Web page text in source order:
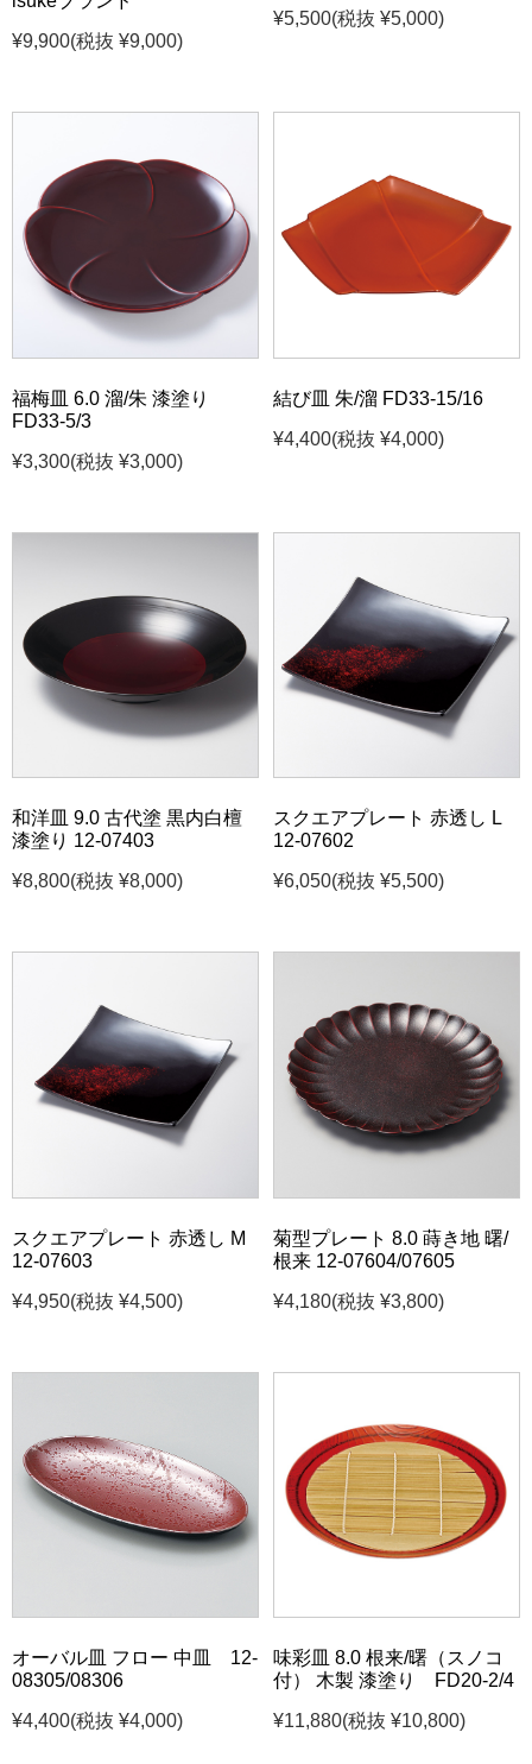
¥9,900(税抜 ¥9,000)
¥5,500(税抜 ¥5,000)
福梅皿 6.0 溜/朱 漆塗り
FD33-5/3
¥3,300(税抜 ¥3,000)
結び皿 朱/溜 FD33-15/16
¥4,400(税抜 ¥4,000)
和洋皿 9.0 古代塗 黒内白檀
漆塗り 12-07403
¥8,800(税抜 ¥8,000)
スクエアプレート 赤透し L
12-07602
¥6,050(税抜 ¥5,500)
スクエアプレート 赤透し M
12-07603
¥4,950(税抜 ¥4,500)
菊型プレート 8.0 蒔き地 曙/
根来 12-07604/07605
¥4,180(税抜 ¥3,800)
オーバル皿 フロー 中皿 12-
08305/08306
¥4,400(税抜 ¥4,000)
味彩皿 8.0 根来/曙（スノコ
付） 木製 漆塗り FD20-2/4
¥11,880(税抜 ¥10,800)